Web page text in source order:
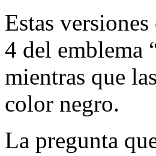
Estas
4 del emblema
mientras que
color negro.
La pregunta